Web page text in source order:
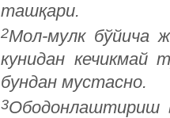
ташқари.
2Мол-мулк бўйича
кунидан кечикмай
бундан мустасно.
3Ободонлаштириш